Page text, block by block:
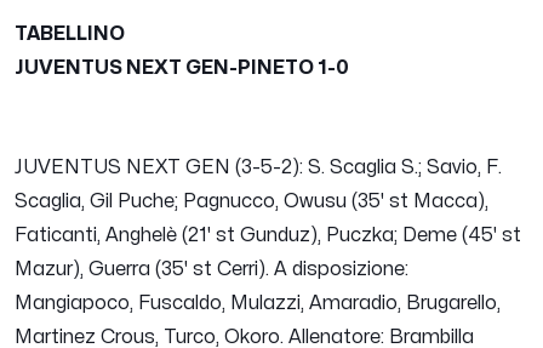
TABELLINO
JUVENTUS NEXT GEN-PINETO 1-0
JUVENTUS NEXT GEN (3-5-2): S. Scaglia S.; Savio, F.
Scaglia, Gil Puche; Pagnucco, Owusu (35' st Macca),
Faticanti, Anghelè (21' st Gunduz), Puczka; Deme (45' st
Mazur), Guerra (35' st Cerri). A disposizione:
Mangiapoco, Fuscaldo, Mulazzi, Amaradio, Brugarello,
Martinez Crous, Turco, Okoro. Allenatore: Brambilla